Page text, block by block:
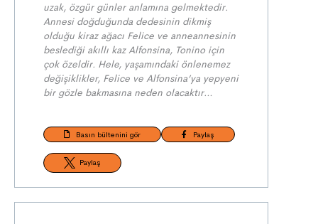
uzak, özgür günler anlamına gelmektedir.
Annesi doğduğunda dedesinin dikmiş
olduğu kiraz ağacı Felice ve anneannesinin
beslediği akıllı kaz Alfonsina, Tonino için
çok özeldir. Hele, yaşamındaki önlenemez
değişiklikler, Felice ve Alfonsina’ya yepyeni
bir gözle bakmasına neden olacaktır…
Basın bültenini gör Paylaş
Paylaş